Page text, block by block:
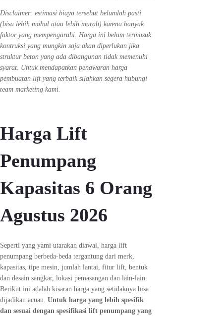
Disclaimer: estimasi biaya tersebut belumlah pasti
(bisa lebih mahal atau lebih murah) karena banyak
faktor yang mempengaruhi. Harga ini belum termasuk
kontruksi yang mungkin saja akan diperlukan jika
struktur beton yang ada dibangunan tidak memenuhi
syarat. Untuk mendapatkan penawaran harga
pembuatan lift yang terbaik silahkan segera hubungi
team marketing kami.
Harga Lift
Penumpang
Kapasitas 6 Orang
Agustus 2026
Seperti yang yami utarakan diawal, harga lift
penumpang berbeda-beda tergantung dari merk,
kapasitas, tipe mesin, jumlah lantai, fitur lift, bentuk
dan desain sangkar, lokasi pemasangan dan lain-lain.
Berikut ini adalah kisaran harga yang setidaknya bisa
dijadikan acuan. Untuk harga yang lebih spesifik
dan sesuai dengan spesifikasi lift penumpang yang